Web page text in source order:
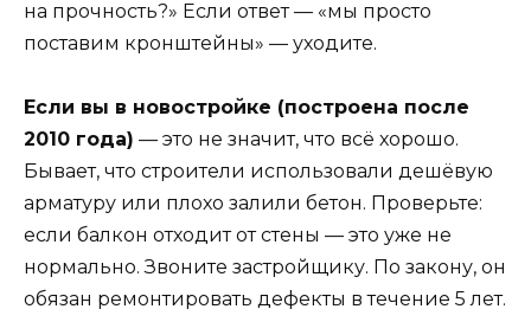
на прочность?» Если ответ — «мы просто
поставим кронштейны» — уходите.
Если вы в новостройке (построена после
2010 года) — это не значит, что всё хорошо.
Бывает, что строители использовали дешёвую
арматуру или плохо залили бетон. Проверьте:
если балкон отходит от стены — это уже не
нормально. Звоните застройщику. По закону, он
обязан ремонтировать дефекты в течение 5 лет.